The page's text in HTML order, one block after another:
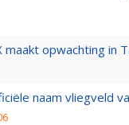
maakt opwachting in
naam vliegveld